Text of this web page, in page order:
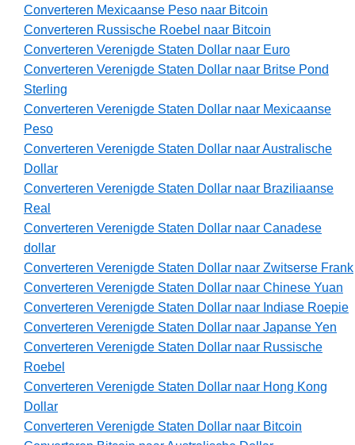
Converteren Mexicaanse Peso naar Bitcoin
Converteren Russische Roebel naar Bitcoin
Converteren Verenigde Staten Dollar naar Euro
Converteren Verenigde Staten Dollar naar Britse Pond
Sterling
Converteren Verenigde Staten Dollar naar Mexicaanse
Peso
Converteren Verenigde Staten Dollar naar Australische
Dollar
Converteren Verenigde Staten Dollar naar Braziliaanse
Real
Converteren Verenigde Staten Dollar naar Canadese
dollar
Converteren Verenigde Staten Dollar naar Zwitserse Frank
Converteren Verenigde Staten Dollar naar Chinese Yuan
Converteren Verenigde Staten Dollar naar Indiase Roepie
Converteren Verenigde Staten Dollar naar Japanse Yen
Converteren Verenigde Staten Dollar naar Russische
Roebel
Converteren Verenigde Staten Dollar naar Hong Kong
Dollar
Converteren Verenigde Staten Dollar naar Bitcoin